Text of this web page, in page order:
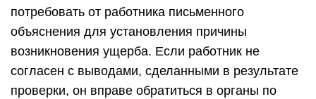
потребовать от работника письменного
объяснения для установления причины
возникновения ущерба. Если работник не
согласен с выводами, сделанными в результате
проверки, он вправе обратиться в органы по